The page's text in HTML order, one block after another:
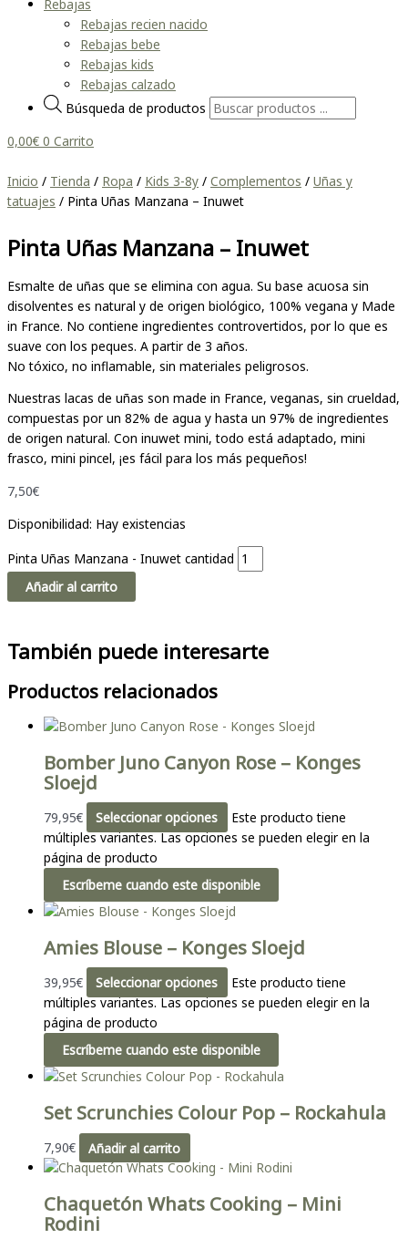
Rebajas
Rebajas recien nacido
Rebajas bebe
Rebajas kids
Rebajas calzado
Búsqueda de productos
0,00€ 0 Carrito
Inicio / Tienda / Ropa / Kids 3-8y / Complementos / Uñas y
tatuajes / Pinta Uñas Manzana – Inuwet
Pinta Uñas Manzana – Inuwet
Esmalte de uñas que se elimina con agua. Su base acuosa sin
disolventes es natural y de origen biológico, 100% vegana y Made
in France. No contiene ingredientes controvertidos, por lo que es
suave con los peques. A partir de 3 años.
No tóxico, no inflamable, sin materiales peligrosos.
Nuestras lacas de uñas son made in France, veganas, sin crueldad,
compuestas por un 82% de agua y hasta un 97% de ingredientes
de origen natural. Con inuwet mini, todo está adaptado, mini
frasco, mini pincel, ¡es fácil para los más pequeños!
7,50€
Disponibilidad: Hay existencias
Pinta Uñas Manzana - Inuwet cantidad
Añadir al carrito
También puede interesarte
Productos relacionados
Bomber Juno Canyon Rose – Konges
Sloejd
79,95€ Seleccionar opciones
Este producto tiene
múltiples variantes. Las opciones se pueden elegir en la
página de producto
Escríbeme cuando este disponible
Amies Blouse – Konges Sloejd
39,95€ Seleccionar opciones
Este producto tiene
múltiples variantes. Las opciones se pueden elegir en la
página de producto
Escríbeme cuando este disponible
Set Scrunchies Colour Pop – Rockahula
7,90€ Añadir al carrito
Chaquetón Whats Cooking – Mini
Rodini